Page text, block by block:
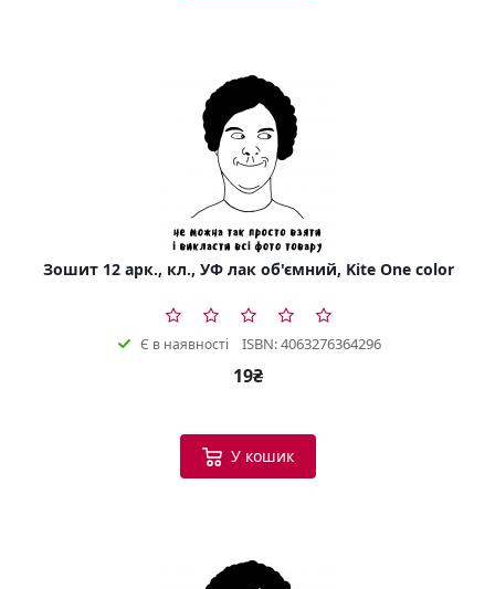
Зошит 12 арк., кл., УФ лак об'ємний, Kite One color
Є в наявності ISBN: 4063276364296
19₴
У кошик